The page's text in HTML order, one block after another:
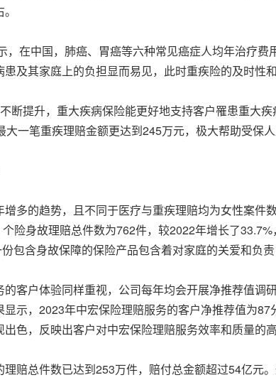
在中国，肺癌、胃癌等六种常见癌症人均年治疗
及其家庭上的负担显而易见，此时重疾险的及时性
断提升，重大疾病保险能更好地支持客户罹患重大
一笔重疾理赔金额更达到245万元，极大帮助受保
多的趋势，且不同于医疗与重疾理赔均为女性案件
险身故理赔总件数为762件，较2022年增长了
包含身故保障的保险产品包含着对家庭的关爱和负
客户体验同样重视，公司每年均会开展净推荐值
示，2023年中宏保险理赔服务的客户净推荐值为
色，反映出客户对中宏保险理赔服务效率和质量的高
赔总件数已达到253万件，赔付总金额超过54亿元